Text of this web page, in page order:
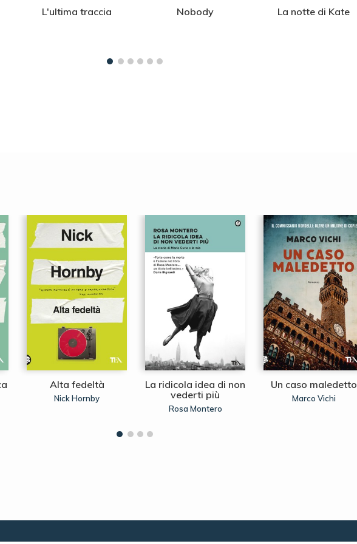
L'ultima traccia Nobody La notte di Kate
Alta fedeltà
Nick Hornby
La ridicola idea di non
vederti più
Rosa Montero
Un caso maledetto
Marco Vichi